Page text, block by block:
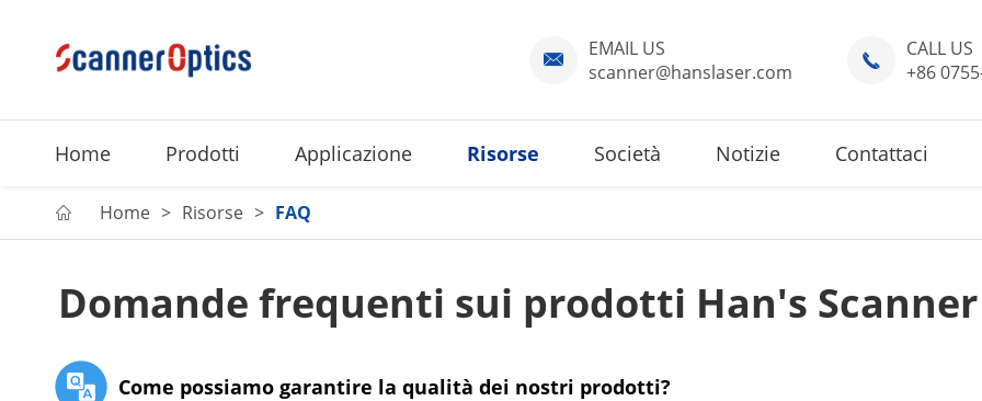

EMAIL US
scanner@hanslaser.com

CALL US
+86
Home Prodotti Applicazione Risorse Società Notizie Contattaci
 Home Risorse FAQ
Domande frequenti sui prodotti Han's Scanner
Come possiamo garantire la qualità dei nostri prodotti?